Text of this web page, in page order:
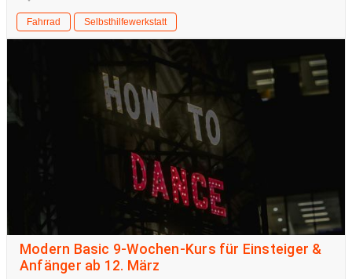
Fahrrad Selbsthilfewerkstatt
Modern Basic 9-Wochen-Kurs für Einsteiger &
Anfänger ab 12. März